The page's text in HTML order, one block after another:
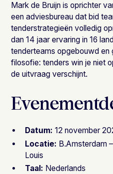
Mark de Bruijn is oprichter
een adviesbureau dat bid
tenderstrategieën volledig
dan 14 jaar ervaring in 16
tenderteams opgebouwd en
filosofie: tenders win je niet
de uitvraag verschijnt.
Datum: 12 november
Locatie: B.Amsterdam
Louis
Taal: Nederlands